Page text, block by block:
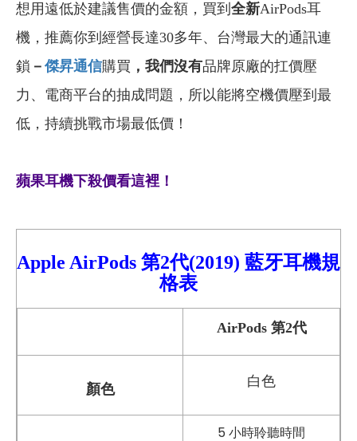
想用遠低於建議售價的金額，買到 全新AirPods耳
機，推薦你到經營長達30多年、台灣最大的通訊連
鎖 － 傑昇通信購買 ，我們沒有品牌原廠的扛價壓
力、電商平台的抽成問題，所以能將空機價壓到最
低，持續挑戰市場最低價！
蘋果耳機下殺價看這裡！
Apple AirPods 第2代(2019) 藍牙耳機規
格表
AirPods 第2代
顏色 白色
5 小時聆聽時間